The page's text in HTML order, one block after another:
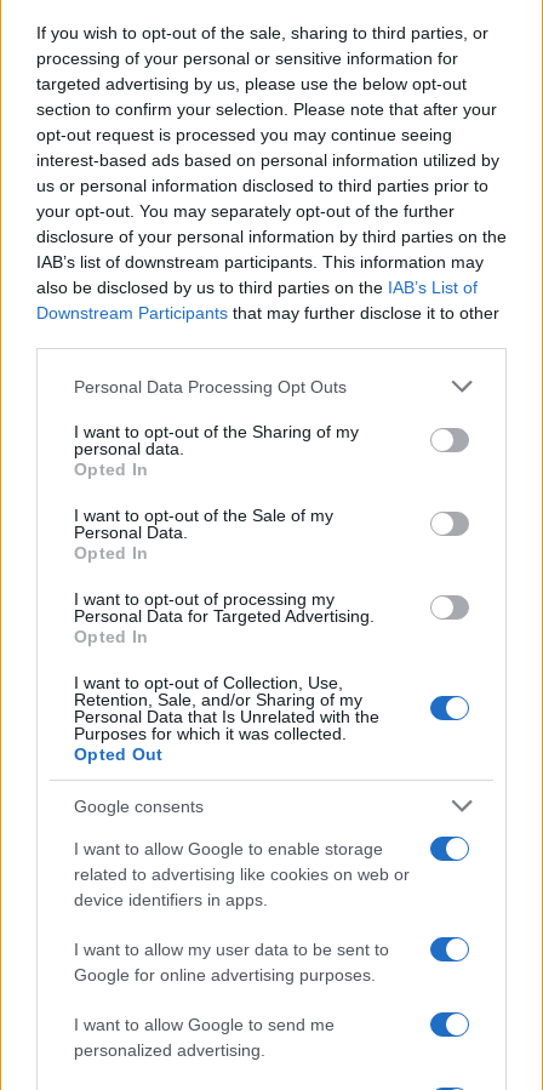
If you wish to opt-out of the sale, sharing to third parties, or
processing of your personal or sensitive information for
targeted advertising by us, please use the below opt-out
section to confirm your selection. Please note that after your
opt-out request is processed you may continue seeing
interest-based ads based on personal information utilized by
us or personal information disclosed to third parties prior to
your opt-out. You may separately opt-out of the further
disclosure of your personal information by third parties on the
IAB’s list of downstream participants. This information may
also be disclosed by us to third parties on the IAB’s List of
Downstream Participants that may further disclose it to other
Please note that this website/app uses one or more Google
not limited to your visit or usage behaviour. You may click to
grant or deny consent to Google and its third-party tags to
use your data for below specified purposes in below Google
consent section.
Personal Data Processing Opt Outs
I want to opt-out of the Sharing of my
personal data.
Opted In
I want to opt-out of the Sale of my
Personal Data.
Opted In
I want to opt-out of processing my
Personal Data for Targeted Advertising.
Opted In
I want to opt-out of Collection, Use,
Retention, Sale, and/or Sharing of my
Personal Data that Is Unrelated with the
Purposes for which it was collected.
Opted Out
Google consents
I want to allow Google to enable storage
related to advertising like cookies on web or
device identifiers in apps.
I want to allow my user data to be sent to
Google for online advertising purposes.
I want to allow Google to send me
personalized advertising.
Beatrice Faggin
Beatrice Faggin ha ottenuto documenti ufficiali
su una gara d'appalto dopo una settimana di
accesso agli atti; è redattrice di desk che
costruisce feature investigative e coordina
fact-checking interno. Genovese di nascita,
tiene un database personale di contratti
pubblici consultabili in redazione.
Continua a leggere